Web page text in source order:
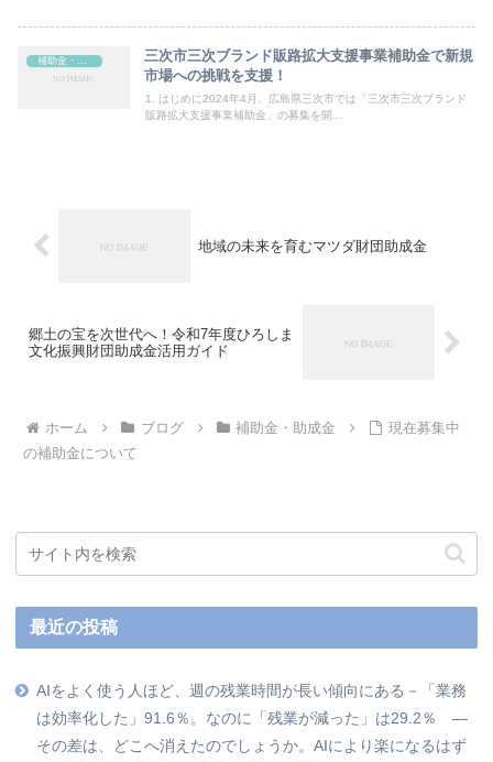
補助金・助成金
三次市三次ブランド販路拡大支援事業補助金で新規
市場への挑戦を支援！
1. はじめに2024年4月、広島県三次市では「三次市三次ブランド
販路拡大支援事業補助金」の募集を開...
地域の未来を育むマツダ財団助成金
郷土の宝を次世代へ！令和7年度ひろしま
文化振興財団助成金活用ガイド
ホーム ブログ 補助金・助成金
現在募集中
の補助金について
最近の投稿
AIをよく使う人ほど、週の残業時間が長い傾向にある－「業務
は効率化した」91.6％。なのに「残業が減った」は29.2％ ―
その差は、どこへ消えたのでしょうか。AIにより楽になるはず